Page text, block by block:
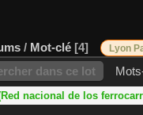
/ Mot-clé 4 Lyon
dans ce lot
nacional de los